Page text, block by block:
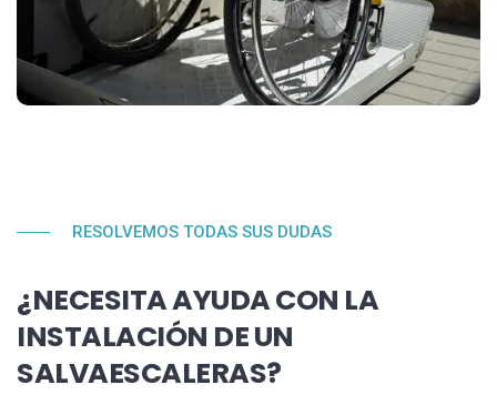
RESOLVEMOS TODAS SUS DUDAS
¿NECESITA AYUDA CON LA
INSTALACIÓN DE UN
SALVAESCALERAS?